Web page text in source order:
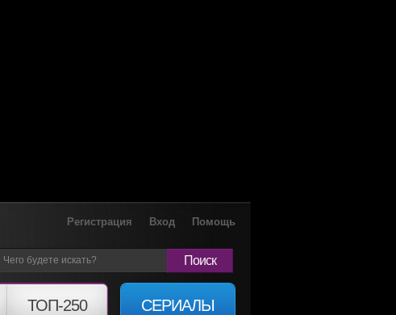
Регистрация Вход Помощь
Поиск
ТОП-250 СЕРИАЛЫ